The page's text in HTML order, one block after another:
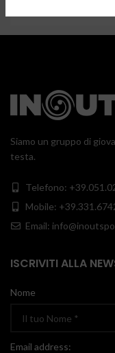
Siamo un gruppo di
testa.
Telefono:
Mobile:
Email:
ISCRIVITI ALLA
Nome
Email address: